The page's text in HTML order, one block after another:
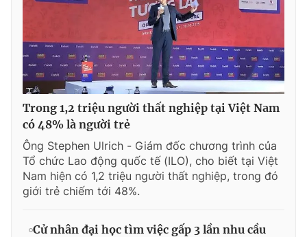
Trong 1,2 triệu người thất nghiệp tại Việt Nam
có 48% là người trẻ
Ông Stephen Ulrich - Giám đốc chương trình của
Tổ chức Lao động quốc tế (ILO), cho biết tại Việt
Nam hiện có 1,2 triệu người thất nghiệp, trong đó
giới trẻ chiếm tới 48%.
Cử nhân đại học tìm việc gấp 3 lần nhu cầu